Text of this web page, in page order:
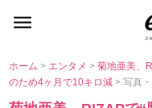
ホーム> エンタメ>菊地亜美、
のため4ヶ月で10キロ減> 写真